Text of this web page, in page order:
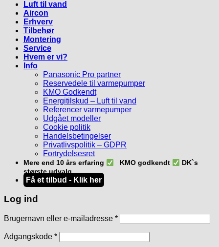
Luft til vand
Aircon
Erhverv
Tilbehør
Montering
Service
Hvem er vi?
Info
Panasonic Pro partner
Reservedele til varmepumper
KMO Godkendt
Energitilskud – Luft til vand
Referencer varmepumper
Udgået modeller
Cookie politik
Handelsbetingelser
Privatlivspolitik – GDPR
Fortrydelsesret
Mere end 10 års erfaring KMO godkendt
DK`s
største udvalg
Få et tilbud - Klik her
Log ind
Brugernavn eller e-mailadresse *Påkrævet
Adgangskode *Påkrævet